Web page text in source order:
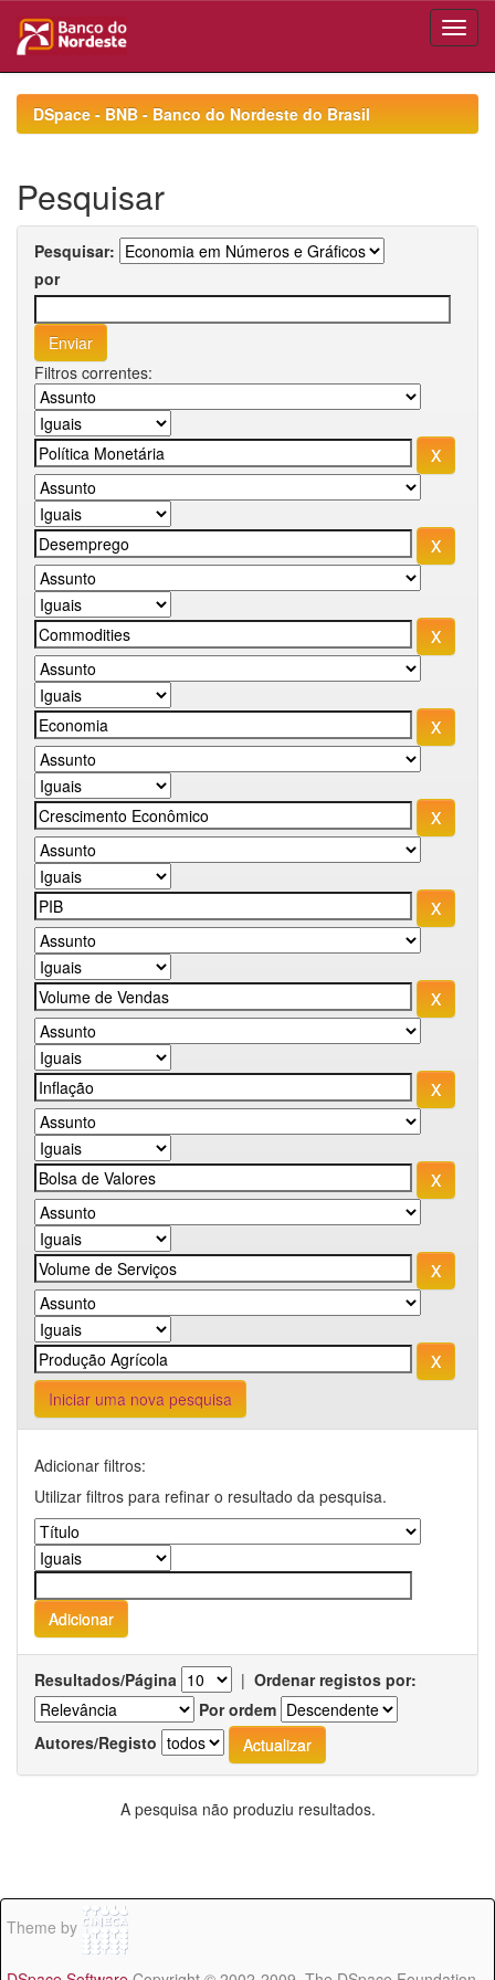
navigationDSpace - BNB - Banco do Nordeste do Brasil
Pesquisar
Pesquisar:
por
Filtros correntes:
Iniciar uma nova pesquisa
Adicionar filtros:
Utilizar filtros para refinar o resultado da pesquisa.
Resultados/Página | Ordenar registos por:
Por ordem
Autores/Registo
A pesquisa não produziu resultados.
Theme by